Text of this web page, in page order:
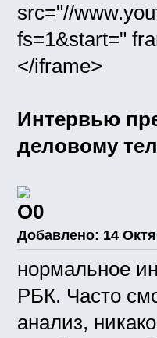
src="//
fs=1&start="
</iframe>
Интервью
деловому
Добавлено: 14
нормальное
РБК. Часто
анализ,